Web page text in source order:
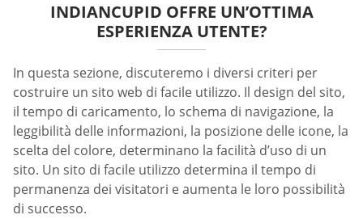
INDIANCUPID OFFRE UN’OTTIMA
ESPERIENZA UTENTE?
In questa sezione, discuteremo i diversi criteri per
costruire un sito web di facile utilizzo. Il design del sito,
il tempo di caricamento, lo schema di navigazione, la
leggibilità delle informazioni, la posizione delle icone, la
scelta del colore, determinano la facilità d’uso di un
sito. Un sito di facile utilizzo determina il tempo di
permanenza dei visitatori e aumenta le loro possibilità
di successo.